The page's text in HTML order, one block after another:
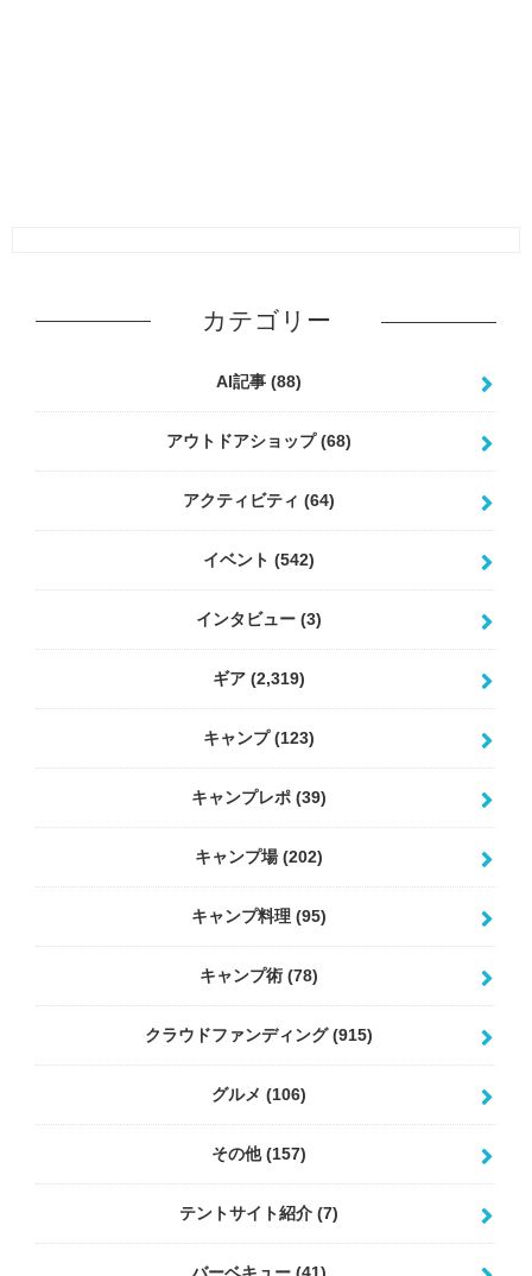
カテゴリー
AI記事 (88)
アウトドアショップ(68)
アクティビティ (64)
イベント (542)
インタビュー (3)
ギア (2,319)
キャンプ(123)
キャンプレポ (39)
キャンプ場(202)
キャンプ料理 (95)
キャンプ術 (78)
クラウドファンディング(915)
グルメ (106)
その他(157)
テントサイト紹介 (7)
バーベキュー (41)